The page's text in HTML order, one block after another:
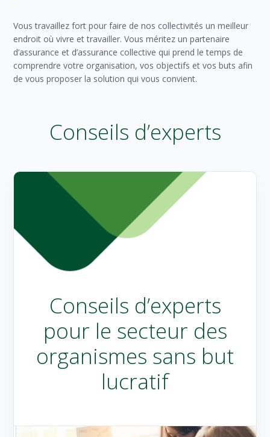
Vous travaillez fort pour faire de nos collectivités un meilleur
endroit où vivre et travailler. Vous méritez un partenaire
d’assurance et d’assurance collective qui prend le temps de
comprendre votre organisation, vos objectifs et vos buts afin
de vous proposer la solution qui vous convient.
Conseils d’experts
Conseils d’experts
pour le secteur des
organismes sans but
lucratif